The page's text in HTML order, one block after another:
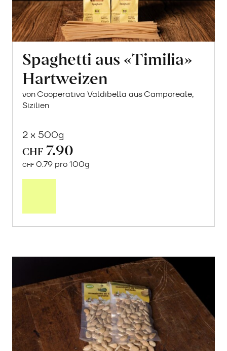
Spaghetti aus «Timilia»
Hartweizen
von Cooperativa Valdibella aus Camporeale,
Sizilien
2 x 500g
CHF 7.90
CHF 0.79 pro 100g